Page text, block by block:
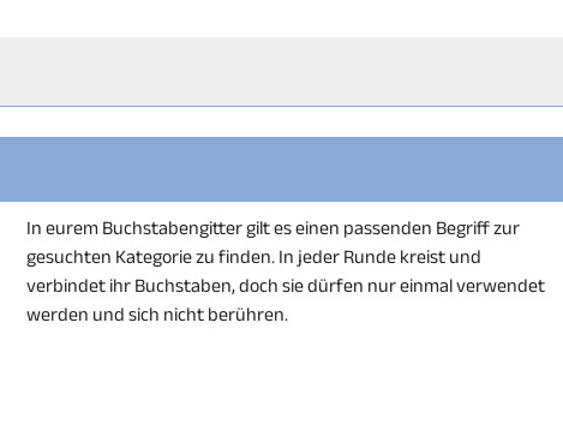
In eurem Buchstabengitter gilt es einen passenden Begriff zur
gesuchten Kategorie zu finden. In jeder Runde kreist und
verbindet ihr Buchstaben, doch sie dürfen nur einmal verwendet
werden und sich nicht berühren.